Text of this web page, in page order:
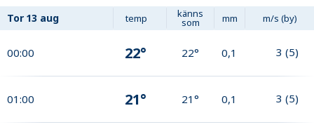
Tor 13 aug temp känns
som mm m/s (by)
00:00 22° 22° 0,1 3 (5)
01:00 21° 21° 0,1 3 (5)